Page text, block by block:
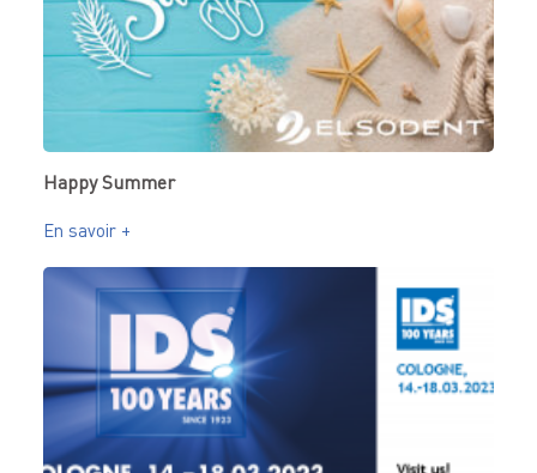
Happy Summer
En savoir +